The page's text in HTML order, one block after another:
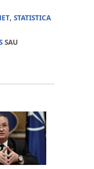
,STATISTICA
SAU